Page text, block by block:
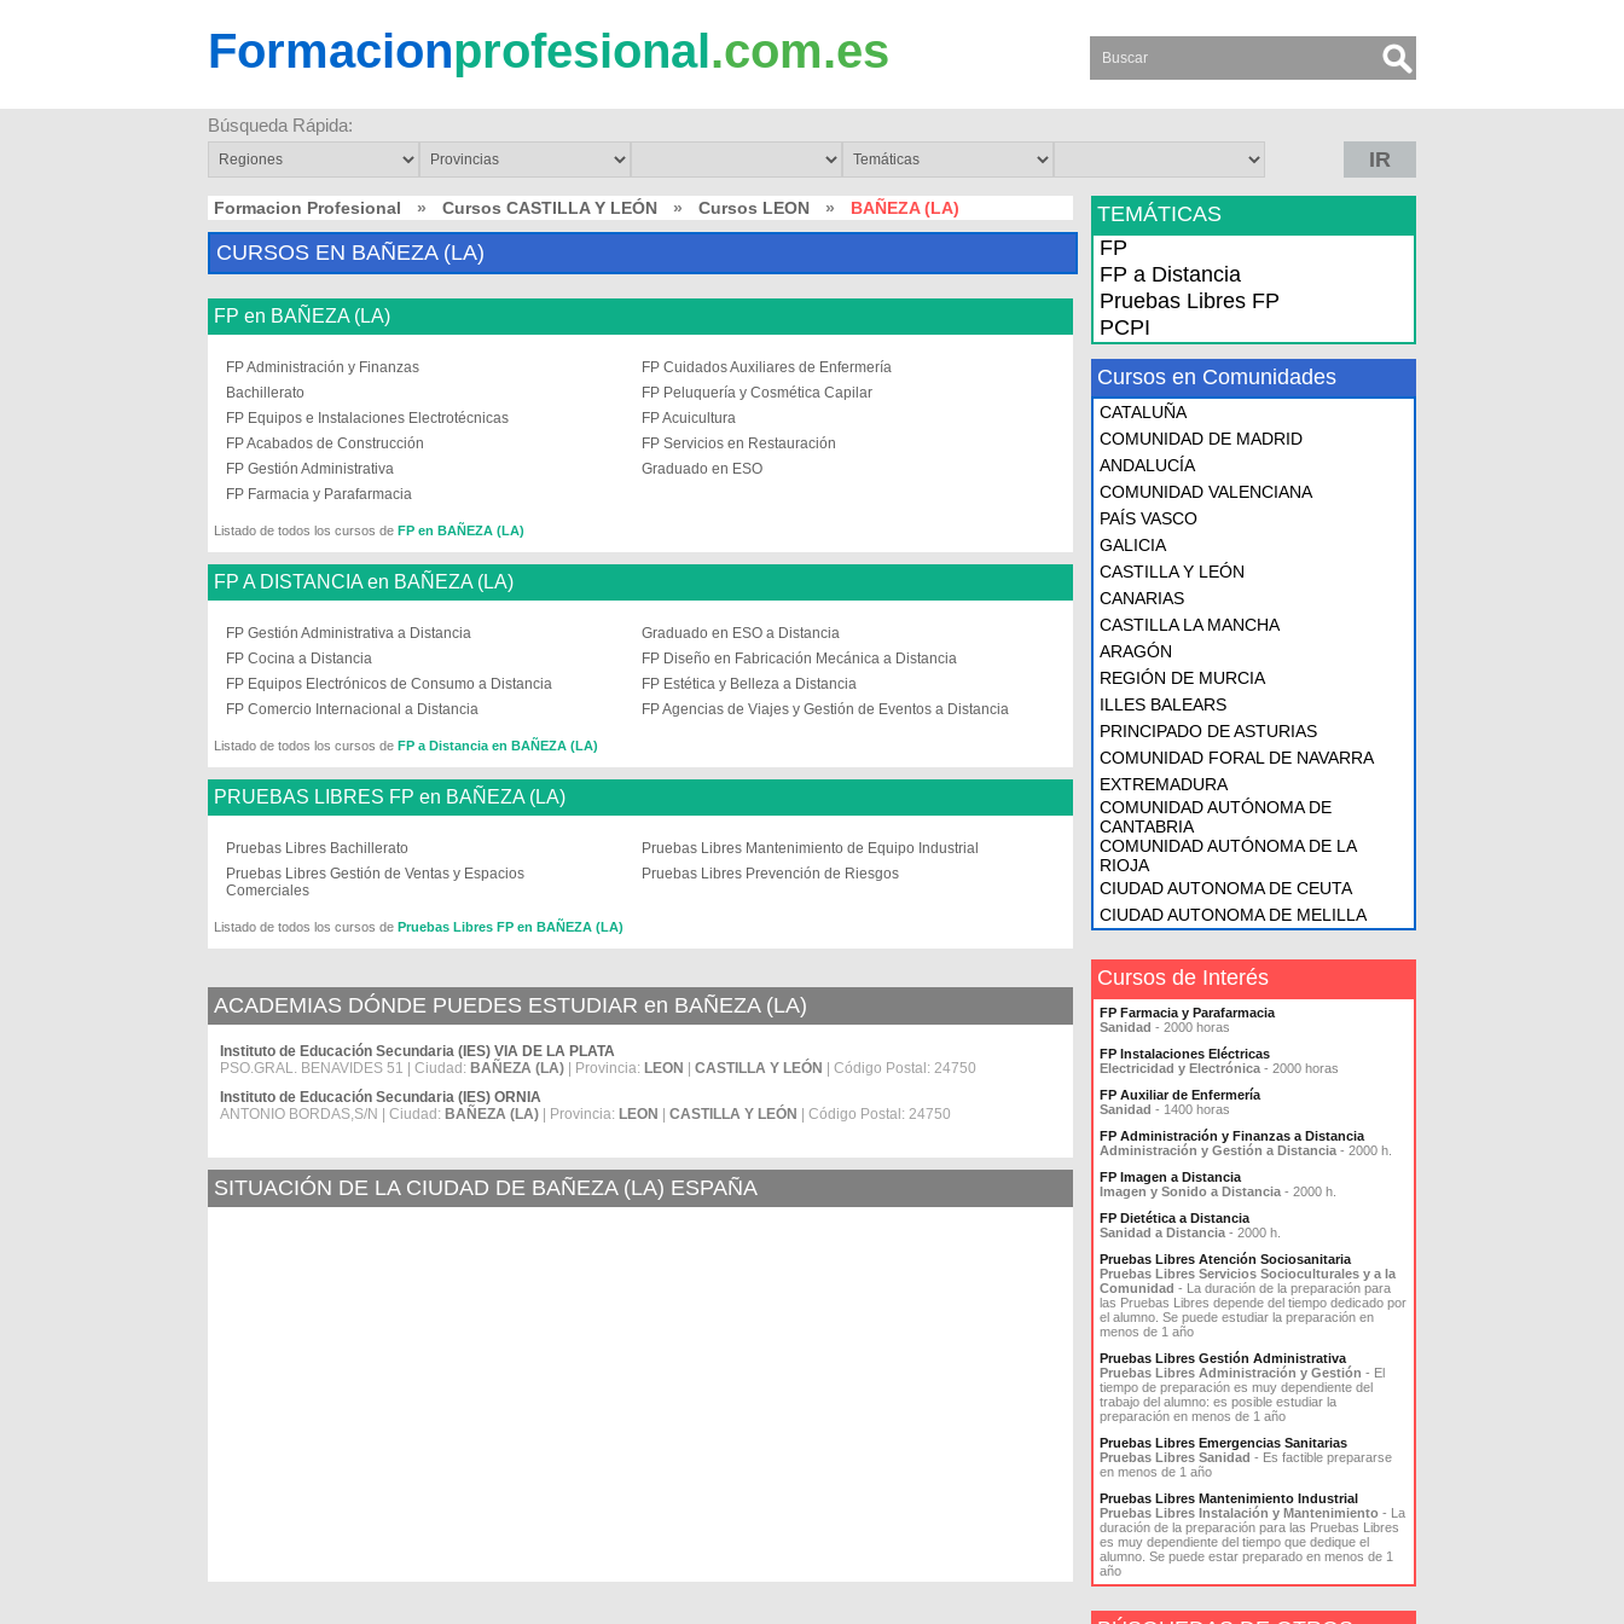
Formacionprofesional.com.es
Búsqueda Rápida:
IR
Formacion Profesional » Cursos CASTILLA Y LEÓN » Cursos LEON » BAÑEZA (LA)
CURSOS EN BAÑEZA (LA)
FP en BAÑEZA (LA)
FP Administración y Finanzas
FP Cuidados Auxiliares de Enfermería
Bachillerato
FP Peluquería y Cosmética Capilar
FP Equipos e Instalaciones Electrotécnicas
FP Acuicultura
FP Acabados de Construcción
FP Servicios en Restauración
FP Gestión Administrativa
Graduado en ESO
FP Farmacia y Parafarmacia
Listado de todos los cursos de FP en BAÑEZA (LA)
FP A DISTANCIA en BAÑEZA (LA)
FP Gestión Administrativa a Distancia
Graduado en ESO a Distancia
FP Cocina a Distancia
FP Diseño en Fabricación Mecánica a Distancia
FP Equipos Electrónicos de Consumo a Distancia
FP Estética y Belleza a Distancia
FP Comercio Internacional a Distancia
FP Agencias de Viajes y Gestión de Eventos a Distancia
Listado de todos los cursos de FP a Distancia en BAÑEZA (LA)
PRUEBAS LIBRES FP en BAÑEZA (LA)
Pruebas Libres Bachillerato
Pruebas Libres Mantenimiento de Equipo Industrial
Pruebas Libres Gestión de Ventas y Espacios
Comerciales
Pruebas Libres Prevención de Riesgos
Listado de todos los cursos de Pruebas Libres FP en BAÑEZA (LA)
ACADEMIAS DÓNDE PUEDES ESTUDIAR en BAÑEZA (LA)
Instituto de Educación Secundaria (IES) VIA DE LA PLATA
PSO.GRAL. BENAVIDES 51 | Ciudad: BAÑEZA (LA) | Provincia: LEON CASTILLA Y LEÓN
| Código Postal: 24750
Instituto de Educación Secundaria (IES) ORNIA
ANTONIO BORDAS,S/N | Ciudad: BAÑEZA (LA) | Provincia: LEON CASTILLA Y LEÓN | Código Postal: 24750
SITUACIÓN DE LA CIUDAD DE BAÑEZA (LA) ESPAÑA
TEMÁTICAS
FP
FP a Distancia
Pruebas Libres FP
PCPI
Cursos en Comunidades
CATALUÑA
COMUNIDAD DE MADRID
ANDALUCÍA
COMUNIDAD VALENCIANA
PAÍS VASCO
GALICIA
CASTILLA Y LEÓN
CANARIAS
CASTILLA LA MANCHA
ARAGÓN
REGIÓN DE MURCIA
ILLES BALEARS
PRINCIPADO DE ASTURIAS
COMUNIDAD FORAL DE NAVARRA
EXTREMADURA
COMUNIDAD AUTÓNOMA DE
CANTABRIA
COMUNIDAD AUTÓNOMA DE LA
RIOJA
CIUDAD AUTONOMA DE CEUTA
CIUDAD AUTONOMA DE MELILLA
Cursos de Interés
FP Farmacia y Parafarmacia
Sanidad - 2000 horas
FP Instalaciones Eléctricas
Electricidad y Electrónica - 2000 horas
FP Auxiliar de Enfermería
Sanidad - 1400 horas
FP Administración y Finanzas a Distancia
Administración y Gestión a Distancia - 2000 h.
FP Imagen a Distancia
Imagen y Sonido a Distancia - 2000 h.
FP Dietética a Distancia
Sanidad a Distancia - 2000 h.
Pruebas Libres Atención Sociosanitaria
Pruebas Libres Servicios Socioculturales y a la
Comunidad - La duración de la preparación para
las Pruebas Libres depende del tiempo dedicado por
el alumno. Se puede estudiar la preparación en
menos de 1 año
Pruebas Libres Gestión Administrativa
Pruebas Libres Administración y Gestión - El
tiempo de preparación es muy dependiente del
trabajo del alumno: es posible estudiar la
preparación en menos de 1 año
Pruebas Libres Emergencias Sanitarias
Pruebas Libres Sanidad - Es factible prepararse
en menos de 1 año
Pruebas Libres Mantenimiento Industrial
Pruebas Libres Instalación y Mantenimiento - La
duración de la preparación para las Pruebas Libres
es muy dependiente del tiempo que dedique el
alumno. Se puede estar preparado en menos de 1
año